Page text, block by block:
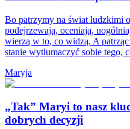
Bo patrzymy na świat ludzkimi
podejrzewają, oceniają,
wierzą w to, co widzą. A
stanie wytłumaczyć sobie tego,
Maryja
„Tak” Maryi to nasz
dobrych decyzji